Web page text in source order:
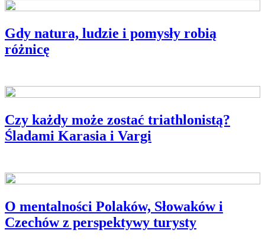
Gdy natura, ludzie i pomysły robią
różnicę
Czy każdy może zostać triathlonistą?
Śladami Karasia i Vargi
O mentalności Polaków, Słowaków i
Czechów z perspektywy turysty